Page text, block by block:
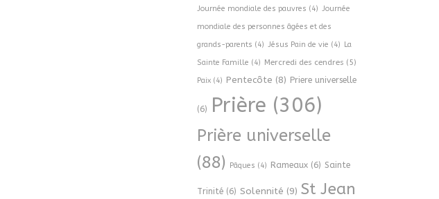
Journée mondiale des pauvres (4) Journée
mondiale des personnes âgées et des
grands-parents (4) Jésus Pain de vie (4) La
Sainte Famille (4) Mercredi des cendres (5)
Paix(4) Pentecôte (8) Priere universelle
(6) Prière (306)
Prière universelle
(88)
Pâques (4) Rameaux(6) Sainte
Trinité(6) Solennité (9) St Jean